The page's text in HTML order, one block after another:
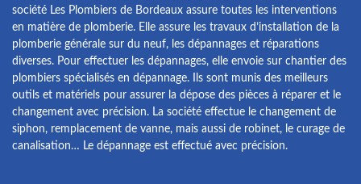
société Les Plombiers de Bordeaux assure toutes les interventions
en matière de plomberie. Elle assure les travaux d’installation de la
plomberie générale sur du neuf, les dépannages et réparations
diverses. Pour effectuer les dépannages, elle envoie sur chantier des
plombiers spécialisés en dépannage. Ils sont munis des meilleurs
outils et matériels pour assurer la dépose des pièces à réparer et le
changement avec précision. La société effectue le changement de
siphon, remplacement de vanne, mais aussi de robinet, le curage de
canalisation… Le dépannage est effectué avec précision.